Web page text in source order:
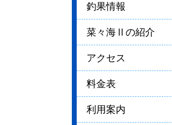
釣果情報
菜々海Ⅱの紹介
アクセス
料金表
利用案内